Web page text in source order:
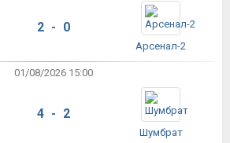
2 - 0
Арсенал-2
01/08/2026 15:00
4 - 2
Шумбрат